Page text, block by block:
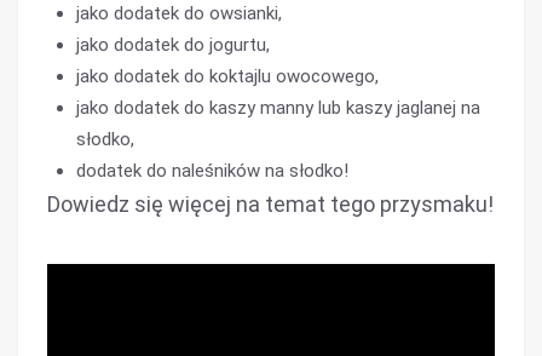
jako dodatek do owsianki,
jako dodatek do jogurtu,
jako dodatek do koktajlu owocowego,
jako dodatek do kaszy manny lub kaszy jaglanej na
słodko,
dodatek do naleśników na słodko!
Dowiedz się więcej na temat tego przysmaku!